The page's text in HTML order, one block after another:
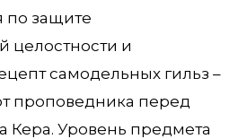
по защите
целостности и
самодельных гильз –
проповедника перед
Кера. Уровень предмета